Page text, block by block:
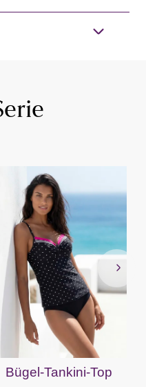
Bügel-Tankini-Top